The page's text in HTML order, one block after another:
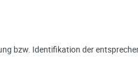
bzw. Identifikation der